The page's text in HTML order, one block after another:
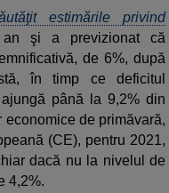
estimările privind
şi a previzionat că
de 6%, după
în timp ce deficitul
până la 9,2% din
de primăvară,
(CE), pentru 2021,
dacă nu la nivelul de
4,2%.